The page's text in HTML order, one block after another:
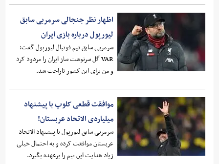
اظهار نظر جنجالی سرمربی سابق
لیورپول درباره بازی ایران
سرمربی سابق تیم فوتبال لیورپول گفت:
VAR گل سرنوشت ساز ایران را مردود کرد
و من برای این کشور ناراحت شد.
موافقت قطعی کلوپ با پیشنهاد
میلیاردی الاتحاد عربستان!
سرمربی سابق لیورپول با پیشنهاد الاتحاد
عربستان موافقت کرده و به احتمال خیلی
زیاد هدایت این تیم را برعهده بگیرد.